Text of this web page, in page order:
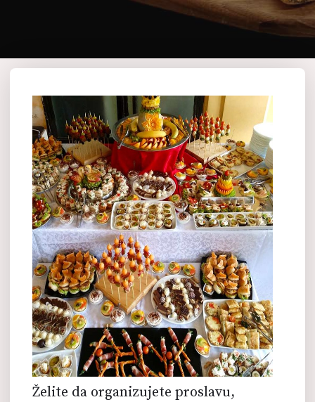
Želite da organizujete proslavu,